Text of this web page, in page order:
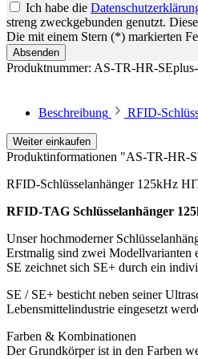
Ich habe die
streng zweckgebunden genutzt.
Die mit einem Stern (*) markierten
Absenden
Produktnummer: AS-TR-HR-
Beschreibung RFID-
Weiter einkaufen
Produktinformationen "AS-TR-HR-
RFID-Schlüsselanhänger 125kHz
RFID-TAG Schlüsselanhänger
Unser hochmoderner
Erstmalig sind zwei Modellvarianten
SE zeichnet sich SE+ durch ein
SE / SE+ besticht neben seiner
Lebensmittelindustrie eingesetzt
Farben & Kombinationen
Der Grundkörper ist in den Farben